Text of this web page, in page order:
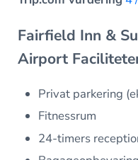
Fairfield Inn &
Airport
Privat parkering
Fitnessrum
24-timers